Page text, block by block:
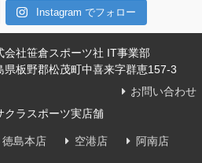
Instagram でフォロー
会社笹倉スポーツ社 IT事業部
県板野郡松茂町中喜来字群恵157-3
お問い合わせ
クラスポーツ実店舗
徳島本店 空港店 阿南店